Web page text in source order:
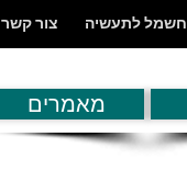
צור קשר חשמל לתעשיה
מאמרים